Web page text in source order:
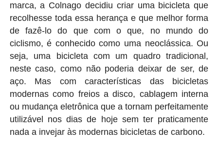
marca, a Colnago decidiu criar uma bicicleta que
recolhesse toda essa herança e que melhor forma
de fazê-lo do que com o que, no mundo do
ciclismo, é conhecido como uma neoclássica. Ou
seja, uma bicicleta com um quadro tradicional,
neste caso, como não poderia deixar de ser, de
aço. Mas com características das bicicletas
modernas como freios a disco, cablagem interna
ou mudança eletrônica que a tornam perfeitamente
utilizável nos dias de hoje sem ter praticamente
nada a invejar às modernas bicicletas de carbono.